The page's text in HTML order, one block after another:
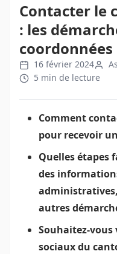
Contacter le
: les
coordonnées
16 février 2024
5 min de lecture
Comment
pour recevoir
Quelles étapes
des
autres
Souhaitez-vous
sociaux du